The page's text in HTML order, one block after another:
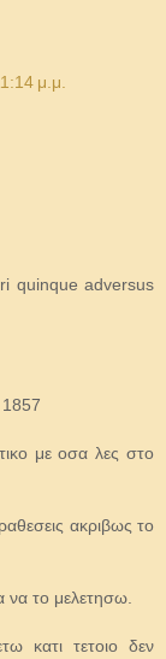
μ.μ.
quinque adversus
με οσα λες στο
ακριβως το
να το μελετησω.
κατι τετοιο δεν